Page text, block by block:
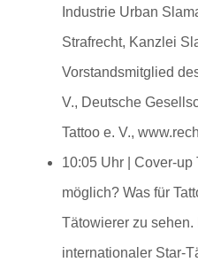
Industrie Urban
Strafrecht, Kanzlei
Vorstandsmitglied
V., Deutsche
Tattoo e. V.,
10:05 Uhr | Cover-up
möglich? Was für
Tätowierer zu sehen.
internationaler Star-